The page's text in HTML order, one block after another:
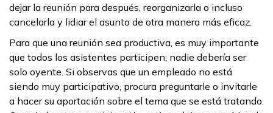
dejar la reunión para después, reorganizarla o incluso
cancelarla y lidiar el asunto de otra manera más eficaz.
Para que una reunión sea productiva, es muy importante
que todos los asistentes participen; nadie debería ser
solo oyente. Si observas que un empleado no está
siendo muy participativo, procura preguntarle o invitarle
a hacer su aportación sobre el tema que se está tratando.